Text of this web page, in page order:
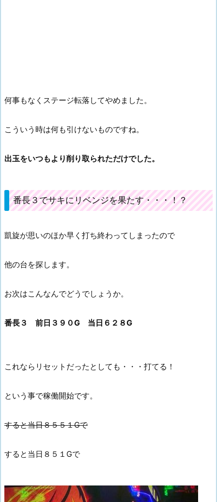
何事もなくステージ転落してやめました。
こういう時は何も引けないものですね。
出玉をいつもより削り取られただけでした。
番長３でサキにリベンジを果たす・・・！？
凱旋が思いのほか早く打ち終わってしまったので
他の台を探します。
お次はこんなんでどうでしょうか。
番長３ 前日３９０G 当日６２８G
これならリセットだったとしても・・・打てる！
という事で稼働開始です。
すると当日８５５１Gで
すると当日８５１Gで